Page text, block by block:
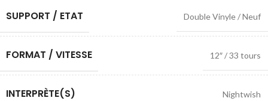
SUPPORT / ETAT Double Vinyle / Neuf
FORMAT / VITESSE 12″ / 33 tours
INTERPRÈTE(S) Nightwish